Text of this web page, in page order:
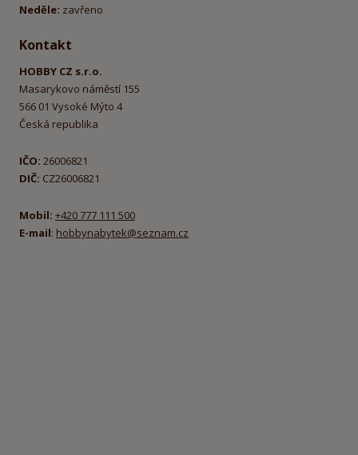
Neděle: zavřeno
Kontakt
HOBBY CZ s.r.o.
Masarykovo náměstí 155
566 01 Vysoké Mýto 4
Česká republika
IČO: 26006821
DIČ: CZ26006821
Mobil: +420 777 111 500
E-mail: hobbynabytek@seznam.cz